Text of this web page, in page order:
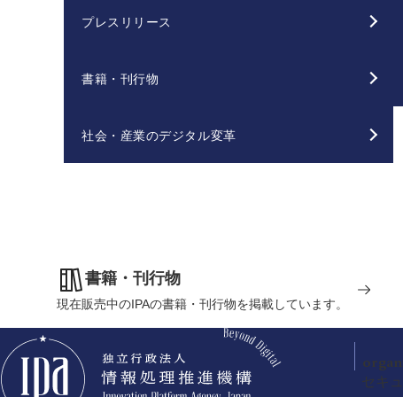
プレスリリース
書籍・刊行物
社会・産業のデジタル変革
書籍・刊行物
現在販売中のIPAの書籍・刊行物を掲載しています。
セキ